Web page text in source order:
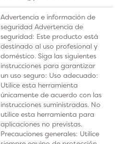
Advertencia e información de
seguridad Advertencia de
seguridad: Este producto está
destinado al uso profesional y
doméstico. Siga las siguientes
instrucciones para garantizar
un uso seguro: Uso adecuado:
Utilice esta herramienta
únicamente de acuerdo con las
instrucciones suministradas. No
utilice esta herramienta para
aplicaciones no previstas.
Precauciones generales: Utilice